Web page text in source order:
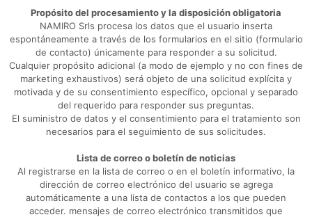
Propósito del procesamiento y la disposición obligatoria
NAMIRO Srls procesa los datos que el usuario inserta
espontáneamente a través de los formularios en el sitio (formulario
de contacto) únicamente para responder a su solicitud.
Cualquier propósito adicional (a modo de ejemplo y no con fines de
marketing exhaustivos) será objeto de una solicitud explícita y
motivada y de su consentimiento específico, opcional y separado
del requerido para responder sus preguntas.
El suministro de datos y el consentimiento para el tratamiento son
necesarios para el seguimiento de sus solicitudes.
Lista de correo o boletín de noticias
Al registrarse en la lista de correo o en el boletín informativo, la
dirección de correo electrónico del usuario se agrega
automáticamente a una lista de contactos a los que pueden
acceder. mensajes de correo electrónico transmitidos que